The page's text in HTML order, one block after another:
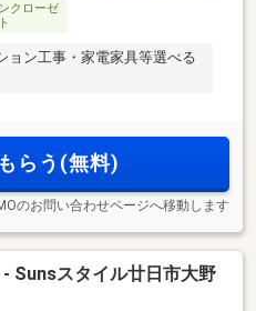
クローゼ
ョン工事・家電家具等選べる
らう(無料)
のお問い合わせページへ移動します
Sunsスタイル廿日市大野